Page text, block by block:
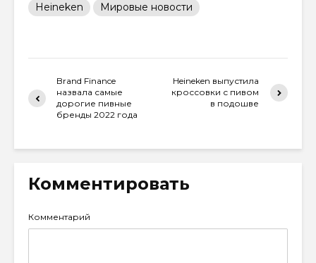
Heineken Мировые новости
Brand Finance
назвала самые
дорогие пивные
бренды 2022 года
Heineken выпустила
кроссовки с пивом
в подошве
Комментировать
Комментарий